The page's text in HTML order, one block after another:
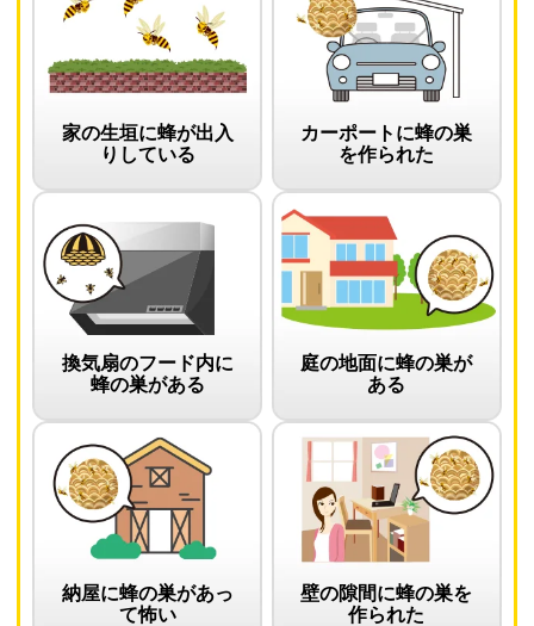
家の生垣に蜂が出入
りしている
カーポートに蜂の巣
を作られた
換気扇のフード内に
蜂の巣がある
庭の地面に蜂の巣が
ある
納屋に蜂の巣があっ
て怖い
壁の隙間に蜂の巣を
作られた